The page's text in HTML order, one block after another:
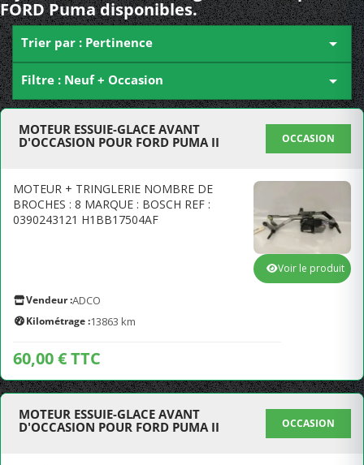
FORD Puma disponibles.
Trier par : Pertinence 
Filtre : Neuf + Occasion 
MOTEUR ESSUIE-GLACE AVANT
D'OCCASION POUR FORD PUMA II
OCCASION
MOTEUR + TRINGLERIE NOMBRE DE
BROCHES : 8 MARQUE : BOSCH REF :
0390243121 H1BB17504AF
Vendeur :ADCO
Kilométrage :13863 km
60,00 € TTC
Voir le produit
MOTEUR ESSUIE-GLACE AVANT
D'OCCASION POUR FORD PUMA II
OCCASION